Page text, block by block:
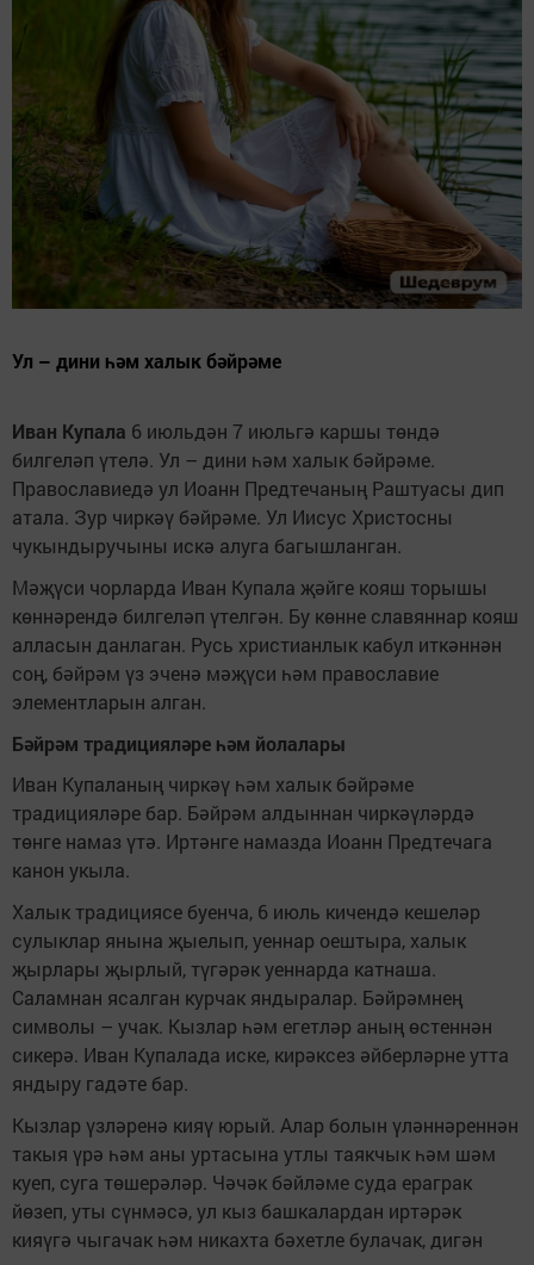
Ул – дини һәм халык бәйрәме
Иван Купала 6 июльдән 7 июльгә каршы төндә
билгеләп үтелә. Ул – дини һәм халык бәйрәме.
Православиедә ул Иоанн Предтечаның Раштуасы дип
атала. Зур чиркәү бәйрәме. Ул Иисус Христосны
чукындыручыны искә алуга багышланган.
Мәҗүси чорларда Иван Купала җәйге кояш торышы
көннәрендә билгеләп үтелгән. Бу көнне славяннар кояш
алласын данлаган. Русь христианлык кабул иткәннән
соң, бәйрәм үз эченә мәҗүси һәм православие
элементларын алган.
Бәйрәм традицияләре һәм йолалары
Иван Купаланың чиркәү һәм халык бәйрәме
традицияләре бар. Бәйрәм алдыннан чиркәүләрдә
төнге намаз үтә. Иртәнге намазда Иоанн Предтечага
канон укыла.
Халык традициясе буенча, 6 июль кичендә кешеләр
сулыклар янына җыелып, уеннар оештыра, халык
җырлары җырлый, түгәрәк уеннарда катнаша.
Саламнан ясалган курчак яндыралар. Бәйрәмнең
символы – учак. Кызлар һәм егетләр аның өстеннән
сикерә. Иван Купалада иске, кирәксез әйберләрне утта
яндыру гадәте бар.
Кызлар үзләренә кияү юрый. Алар болын үләннәреннән
такыя үрә һәм аны уртасына утлы таякчык һәм шәм
куеп, суга төшерәләр. Чәчәк бәйләме суда ераграк
йөзеп, уты сүнмәсә, ул кыз башкалардан иртәрәк
кияүгә чыгачак һәм никахта бәхетле булачак, дигән